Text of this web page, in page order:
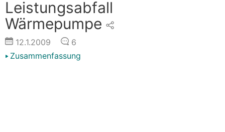
Leistungsabfall
Wärmepumpe
12.1.2009
6
Zusammenfassung